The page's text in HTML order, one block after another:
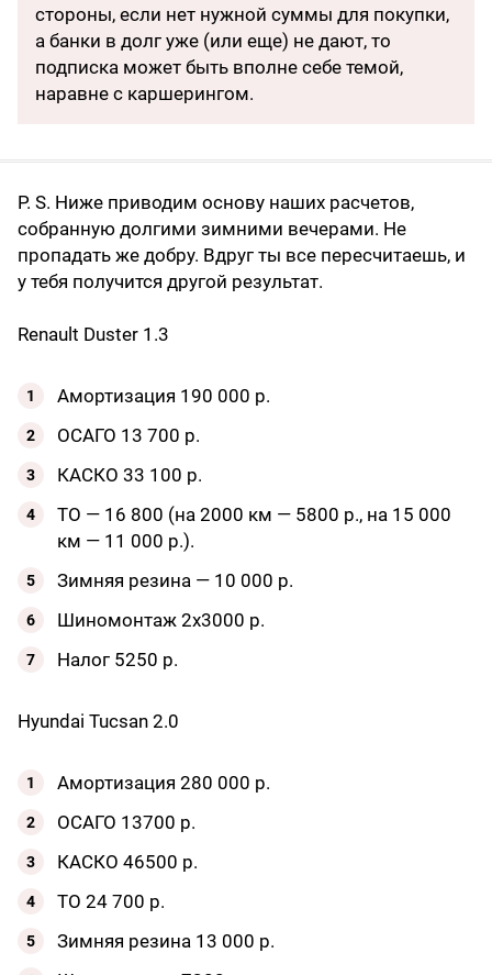
стороны, если нет нужной суммы для покупки,
а банки в долг уже (или еще) не дают, то
подписка может быть вполне себе темой,
наравне с каршерингом.
P. S. Ниже приводим основу наших расчетов,
собранную долгими зимними вечерами. Не
пропадать же добру. Вдруг ты все пересчитаешь, и
у тебя получится другой результат.
Renault Duster 1.3
Амортизация 190 000 р.
ОСАГО 13 700 р.
КАСКО 33 100 р.
ТО — 16 800 (на 2000 км — 5800 р., на 15 000
км — 11 000 р.).
Зимняя резина — 10 000 р.
Шиномонтаж 2х3000 р.
Налог 5250 р.
Hyundai Tucsan 2.0
Амортизация 280 000 р.
ОСАГО 13700 р.
КАСКО 46500 р.
ТО 24 700 р.
Зимняя резина 13 000 р.